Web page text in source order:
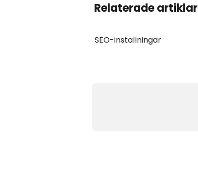
Relaterade artiklar
SEO-inställningar